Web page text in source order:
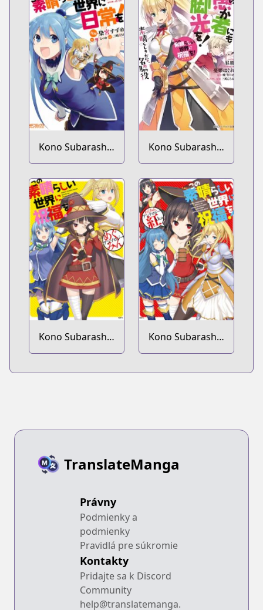
Subarashii Sekai
ni Bakuen wo!
Kamen no
Akuma ni
Soudan wo!
Kono Subarashii
Sekai ni Nichijou
wo!
Kono Subarashii
Sekai ni
Shukufuku wo!
Extra: Ano
Orokamono ni
mo Kyakkou wo!
Kono Subarashii
Sekai ni
Kono Subarashii
Sekai ni
TranslateManga
Právny
Podmienky a
podmienky
Pravidlá pre súkromie
Kontakty
Pridajte sa k Discord
Community
help@translatemanga.